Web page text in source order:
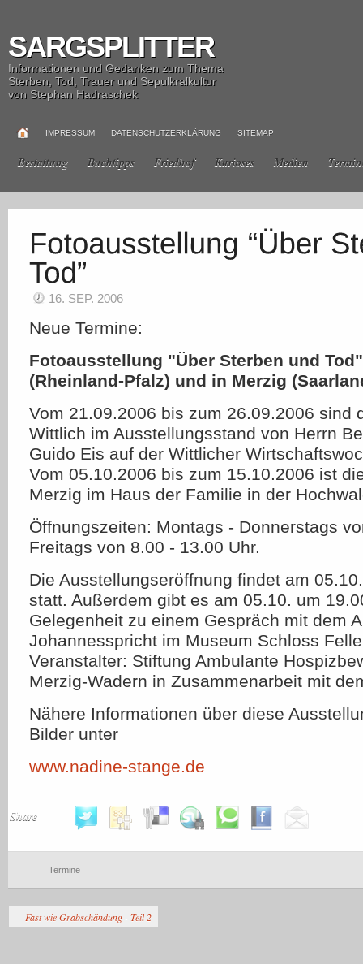
SARGSPLITTER
Informationen und Gedanken zum Thema
Sterben, Tod, Trauer und Sepulkralkultur
von Stephan Hadraschek
IMPRESSUM DATENSCHUTZERKLÄRUNG SITEMAP
Bestattung Buchtipps Friedhof Kurioses Medien
16. SEP. 2006
Neue Termine:
Fotoausstellung "Über Sterben und
(Rheinland-Pfalz) und in Merzig
Vom 21.09.2006 bis zum 26.09.2006 sind
Wittlich im Ausstellungsstand von Herrn
Guido Eis auf der Wittlicher
Vom 05.10.2006 bis zum 15.10.2006 ist
Merzig im Haus der Familie in der
Öffnungszeiten: Montags - Donnerstags
Freitags von 8.00 - 13.00 Uhr.
Die Ausstellungseröffnung findet am
statt. Außerdem gibt es am 05.10. um
Gelegenheit zu einem Gespräch mit dem
Johannesspricht im Museum Schloss
Veranstalter: Stiftung Ambulante
Merzig-Wadern in Zusammenarbeit mit
Nähere Informationen über diese
Bilder unter
www.nadine-stange.de
Share
Termine
Fast wie Grabschändung - Teil 2